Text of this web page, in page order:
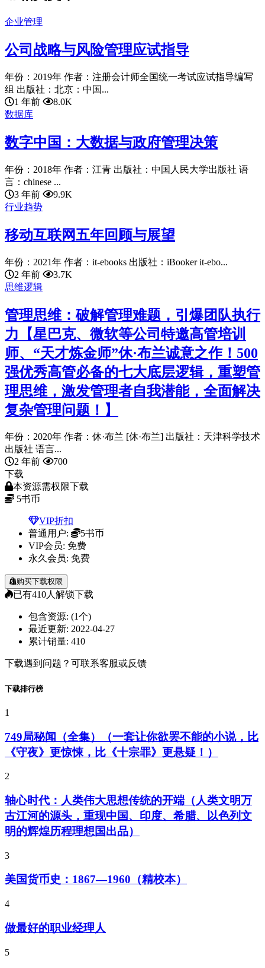
企业管理
公司战略与风险管理应试指导
年份：2019年 作者：注册会计师全国统一考试应试指导编写
组 出版社：北京：中国...
1 年前
8.0K
数据库
数字中国：大数据与政府管理决策
年份：2018年 作者：江青 出版社：中国人民大学出版社 语
言：chinese ...
3 年前
9.9K
行业趋势
移动互联网五年回顾与展望
年份：2021年 作者：it-ebooks 出版社：iBooker it-ebo...
2 年前
3.7K
思维逻辑
管理思维：破解管理难题，引爆团队执行
力【星巴克、微软等公司特邀高管培训
师、“天才炼金师”休·布兰诚意之作！500
强优秀高管必备的七大底层逻辑，重塑管
理思维，激发管理者自我潜能，全面解决
复杂管理问题！】
年份：2020年 作者：休·布兰 [休·布兰] 出版社：天津科学技术
出版社 语言...
2 年前
700
下载
本资源需权限下载
5书币
VIP折扣
普通用户:
5书币
VIP会员: 免费
永久会员: 免费
购买下载权限
已有410人解锁下载
包含资源: (1个)
最近更新: 2022-04-27
累计销量: 410
下载遇到问题？可联系客服或反馈
下载排行榜
1
749局秘闻（全集）（一套让你欲罢不能的小说，比
《守夜》更惊悚，比《十宗罪》更悬疑！）
2
轴心时代：人类伟大思想传统的开端（人类文明万
古江河的源头，重现中国、印度、希腊、以色列文
明的辉煌历程理想国出品）
3
美国货币史：1867—1960（精校本）
4
做最好的职业经理人
5